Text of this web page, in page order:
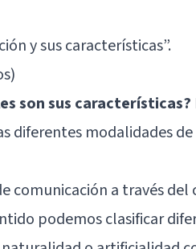
y sus características”.
son sus características?
diferentes modalidades
comunicación a través del
podemos clasificar